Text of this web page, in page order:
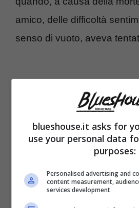
amico, delle difficoltà
senso di vuoto, aveva
blueshouse.it asks for
use your personal data
purposes:
Personalised advertising and
content measurement,
services development